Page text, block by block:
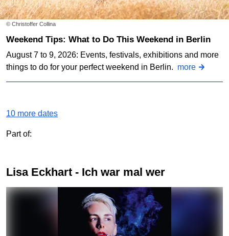
© Christoffer Collina
Weekend Tips: What to Do This Weekend in Berlin
August 7 to 9, 2026: Events, festivals, exhibitions and more
things to do for your perfect weekend in Berlin. more
10 more dates
Part of:
Lisa Eckhart - Ich war mal wer